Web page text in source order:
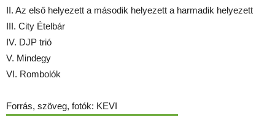
II. Az első helyezett a második helyezett a harmadik helyezett
III. City Ételbár
IV. DJP trió
V. Mindegy
VI. Rombolók
Forrás, szöveg, fotók: KEVI